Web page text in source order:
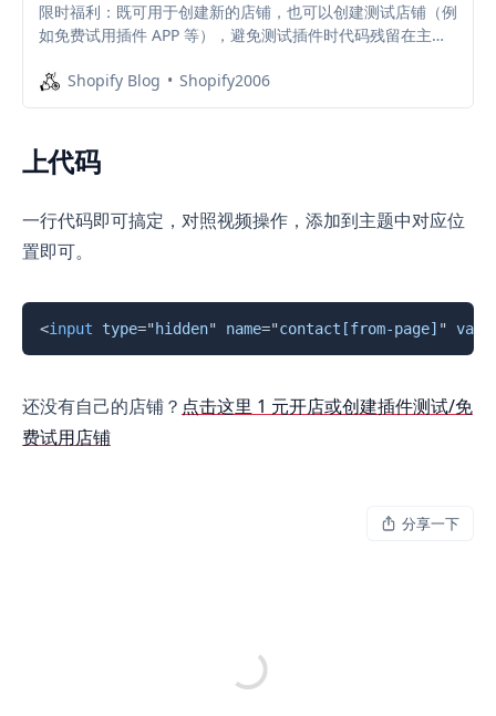
限时福利：既可用于创建新的店铺，也可以创建测试店铺（例
如免费试用插件 APP 等），避免测试插件时代码残留在主题
Shopify Blog
Shopify2006
上代码
一行代码即可搞定，对照视频操作，添加到主题中对应位
置即可。
<input type=" hidden" name="contact[from-page] "
复制
还没有自己的店铺？ 点击这里 1 元开店或创建插件测试/免
费试用店铺
分享一下